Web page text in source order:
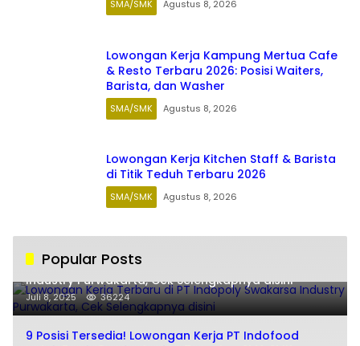
SMA/SMK Agustus 8, 2026
Lowongan Kerja Kampung Mertua Cafe
& Resto Terbaru 2026: Posisi Waiters,
Barista, dan Washer
SMA/SMK Agustus 8, 2026
Lowongan Kerja Kitchen Staff & Barista
di Titik Teduh Terbaru 2026
SMA/SMK Agustus 8, 2026
Popular Posts
Lowongan Kerja Terbaru di PT Indopoly Swakarsa
Industry Purwakarta, Cek Selengkapnya disini
Juli 8, 2025 36224
9 Posisi Tersedia! Lowongan Kerja PT Indofood